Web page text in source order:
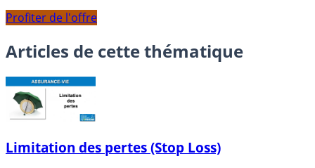
Profiter de l'offre
Articles de cette thématique
Limitation des pertes (Stop Loss)